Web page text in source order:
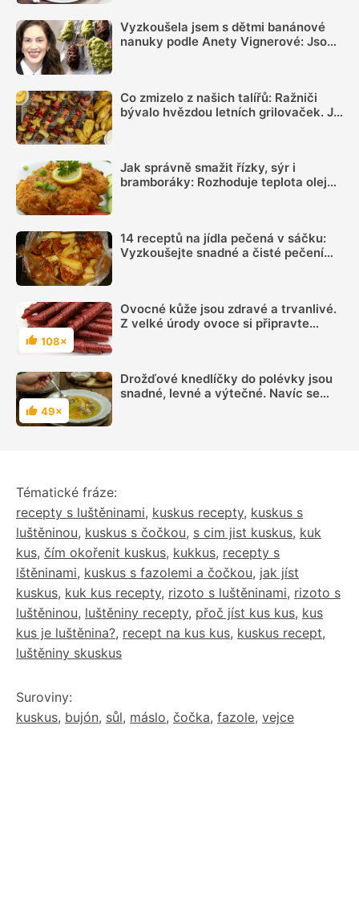
Vyzkoušela jsem s dětmi banánové
nanuky podle Anety Vignerové: Jsou
Co zmizelo z našich talířů: Ražniči
bývalo hvězdou letních grilovaček. Je
Jak správně smažit řízky, sýr i
bramboráky: Rozhoduje teplota oleje,
14 receptů na jídla pečená v sáčku:
Vyzkoušejte snadné a čisté pečení
Hodnocení
108×
Ovocné kůže jsou zdravé a trvanlivé.
Z velké úrody ovoce si připravte
Hodnocení
49×
Drožďové knedlíčky do polévky jsou
snadné, levné a výtečné. Navíc se
Tématické fráze:
recepty s luštěninami, kuskus recepty, kuskus s
luštěninou, kuskus s čočkou, s cim jist kuskus, kuk
kus, čím okořenit kuskus, kukkus, recepty s
lštěninami, kuskus s fazolemi a čočkou, jak jíst
kuskus, kuk kus recepty, rizoto s luštěninami, rizoto s
luštěninou, luštěniny recepty, přoč jíst kus kus, kus
kus je luštěnina?, recept na kus kus, kuskus recept,
luštěniny skuskus
Suroviny:
kuskus, bujón, sůl, máslo, čočka, fazole, vejce